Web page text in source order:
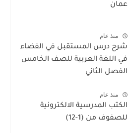
عمان
منذ عام
شرح درس المستقبل في الفضاء
في اللغة العربية للصف الخامس
الفصل الثاني
منذ عام
الكتب المدرسية الالكترونية
للصفوف من (1-12)